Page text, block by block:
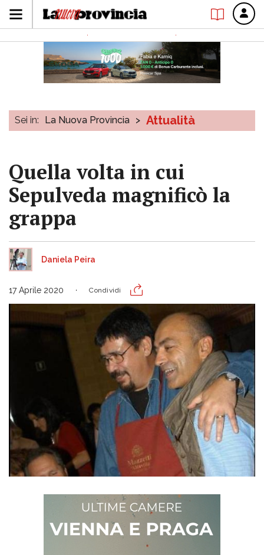
Sei in: La Nuova Provincia > Attualità
Quella volta in cui
Sepulveda magnificò la
grappa
Daniela Peira
17 Aprile 2020 Condividi